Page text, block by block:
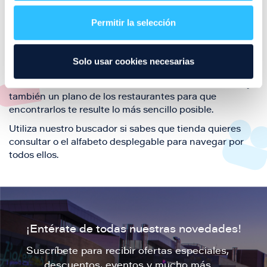
Permitir la selección
Solo usar cookies necesarias
también de nuestra oferta de ocio y shopping durante
tu visita.
El este directorio de restaurantes de Puerto Venecia
también un plano de los restaurantes para que
encontrarlos te resulte lo más sencillo posible.
Utiliza nuestro buscador si sabes que tienda quieres
consultar o el alfabeto desplegable para navegar por
todos ellos.
¡Entérate de todas nuestras novedades!
Suscríbete para recibir ofertas especiales,